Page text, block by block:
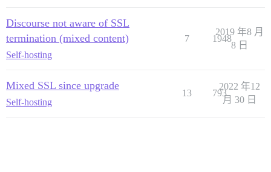
Discourse not aware of SSL
termination (mixed content)
Self-hosting
7 1948
2019 年8 月
8 日
Mixed SSL since upgrade
Self-hosting
13 793
2022 年12
月 30 日